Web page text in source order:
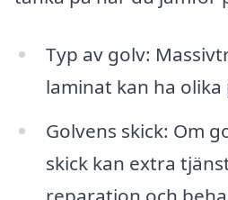
Typ av golv:
laminat kan ha olika
Golvens skick: Om
skick kan extra